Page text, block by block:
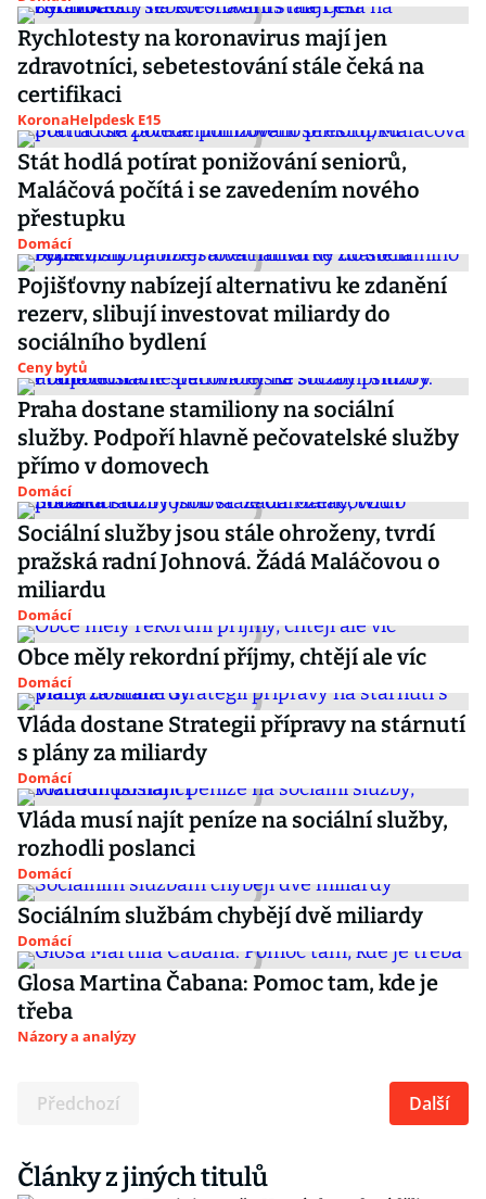
Rychlotesty na koronavirus mají jen
zdravotníci, sebetestování stále čeká na
certifikaci
KoronaHelpdesk E15
Stát hodlá potírat ponižování seniorů,
Maláčová počítá i se zavedením nového
přestupku
Domácí
Pojišťovny nabízejí alternativu ke zdanění
rezerv, slibují investovat miliardy do
sociálního bydlení
Ceny bytů
Praha dostane stamiliony na sociální
služby. Podpoří hlavně pečovatelské služby
přímo v domovech
Domácí
Sociální služby jsou stále ohroženy, tvrdí
pražská radní Johnová. Žádá Maláčovou o
miliardu
Domácí
Obce měly rekordní příjmy, chtějí ale víc
Domácí
Vláda dostane Strategii přípravy na stárnutí
s plány za miliardy
Domácí
Vláda musí najít peníze na sociální služby,
rozhodli poslanci
Domácí
Sociálním službám chybějí dvě miliardy
Domácí
Glosa Martina Čabana: Pomoc tam, kde je
třeba
Názory a analýzy
Předchozí Další
Články z jiných titulů